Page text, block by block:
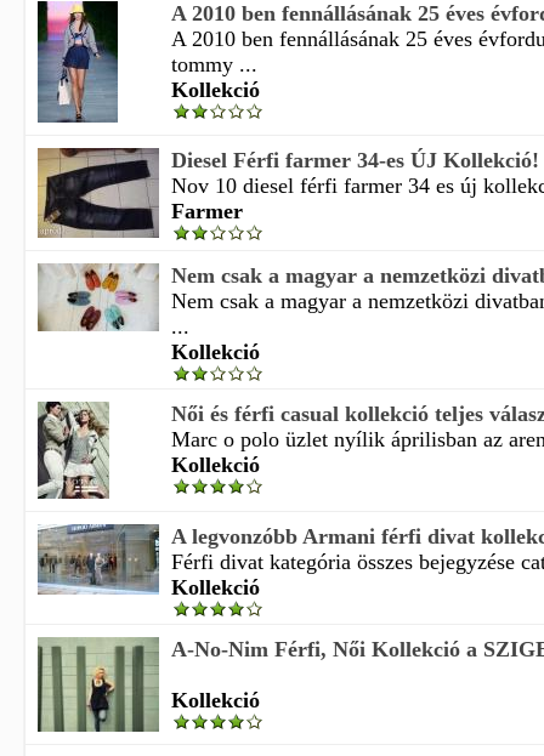
A 2010 ben fennállásának 25 éves
A 2010 ben fennállásának 25 éves
tommy ...
Kollekció
Diesel Férfi farmer 34-es ÚJ Kollekció!
Nov 10 diesel férfi farmer 34 es új
Farmer
Nem csak a magyar a nemzetközi
Nem csak a magyar a nemzetközi
...
Kollekció
Női és férfi casual kollekció teljes
Marc o polo üzlet nyílik áprilisban az
Kollekció
A legvonzóbb Armani férfi divat
Férfi divat kategória összes bejegyzése
Kollekció
A-No-Nim Férfi, Női Kollekció a
Kollekció